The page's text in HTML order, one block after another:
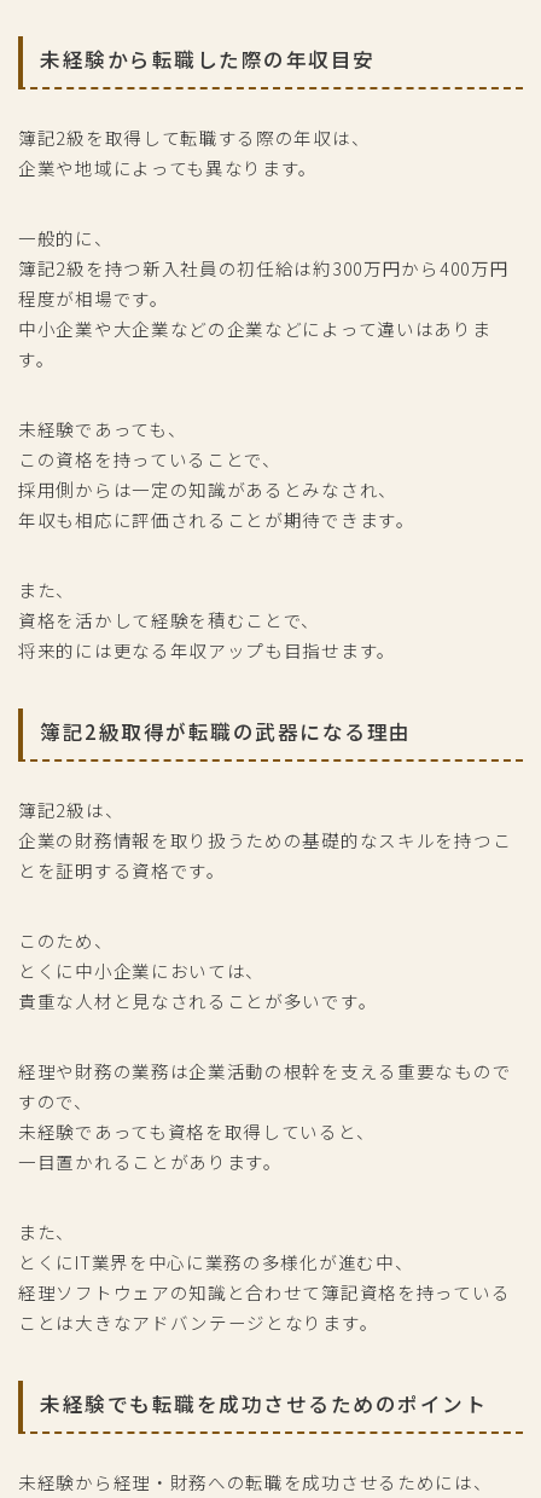
未経験から転職した際の年収目安
簿記2級を取得して転職する際の年収は、
企業や地域によっても異なります。
一般的に、
簿記2級を持つ新入社員の初任給は約300万円から400万円
程度が相場です。
中小企業や大企業などの企業などによって違いはありま
す。
未経験であっても、
この資格を持っていることで、
採用側からは一定の知識があるとみなされ、
年収も相応に評価されることが期待できます。
また、
資格を活かして経験を積むことで、
将来的には更なる年収アップも目指せます。
簿記2級取得が転職の武器になる理由
簿記2級は、
企業の財務情報を取り扱うための基礎的なスキルを持つこ
とを証明する資格です。
このため、
とくに中小企業においては、
貴重な人材と見なされることが多いです。
経理や財務の業務は企業活動の根幹を支える重要なもので
すので、
未経験であっても資格を取得していると、
一目置かれることがあります。
また、
とくにIT業界を中心に業務の多様化が進む中、
経理ソフトウェアの知識と合わせて簿記資格を持っている
ことは大きなアドバンテージとなります。
未経験でも転職を成功させるためのポイント
未経験から経理・財務への転職を成功させるためには、